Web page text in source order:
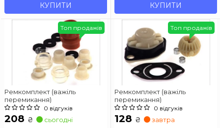
КУПИТИ КУПИТИ
Ремкомплект (важіль
перемикання)
0 відгуків
208 ₴ сьогодні
Топ продажів
Ремкомплект (важіль
перемикання)
0 відгуків
128 ₴ завтра
Топ продажів